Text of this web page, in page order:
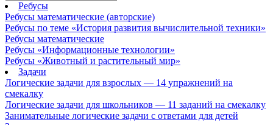
Ребусы
Ребусы математические (авторские)
Ребусы по теме «История развития вычислительной техники»
Ребусы математические
Ребусы «Информационные технологии»
Ребусы «Животный и растительный мир»
Задачи
Логические задачи для взрослых — 14 упражнений на
смекалку
Логические задачи для школьников — 11 заданий на смекалку
Занимательные логические задачи с ответами для детей